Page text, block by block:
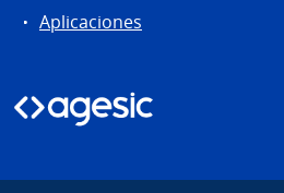
Aplicaciones